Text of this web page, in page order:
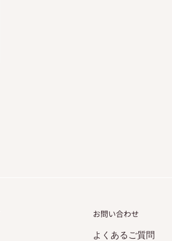
お問い合わせ
よくあるご質問